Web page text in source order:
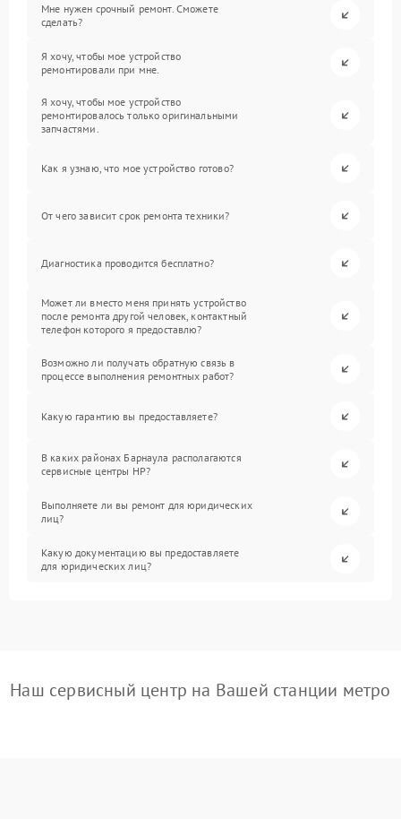
Мне нужен срочный ремонт. Сможете
сделать?
Я хочу, чтобы мое устройство
ремонтировали при мне.
Я хочу, чтобы мое устройство
ремонтировалось только оригинальными
запчастями.
Как я узнаю, что мое устройство готово?
От чего зависит срок ремонта техники?
Диагностика проводится бесплатно?
Может ли вместо меня принять устройство
после ремонта другой человек, контактный
телефон которого я предоставлю?
Возможно ли получать обратную связь в
процессе выполнения ремонтных работ?
Какую гарантию вы предоставляете?
В каких районах Барнаула располагаются
сервисные центры HP?
Выполняете ли вы ремонт для юридических
лиц?
Какую документацию вы предоставляете
для юридических лиц?
Наш сервисный центр на Вашей станции метро